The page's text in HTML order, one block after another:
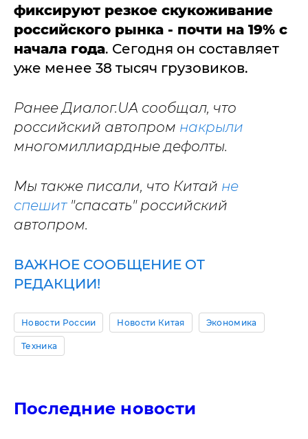
фиксируют резкое скукоживание
российского рынка - почти на 19% с
начала года. Сегодня он составляет
уже менее 38 тысяч грузовиков.
Ранее Диалог.UA сообщал, что
российский автопром накрыли
многомиллиардные дефолты.
Мы также писали, что Китай не
спешит"спасать" российский
автопром.
ВАЖНОЕ СООБЩЕНИЕ ОТ
РЕДАКЦИИ!
Новости России Новости Китая Экономика
Техника
Последние новости